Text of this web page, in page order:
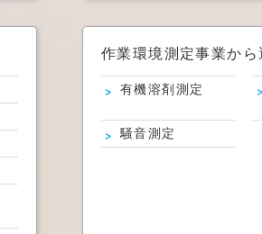
作業環境測定事業から
有機溶剤測定
騒音測定